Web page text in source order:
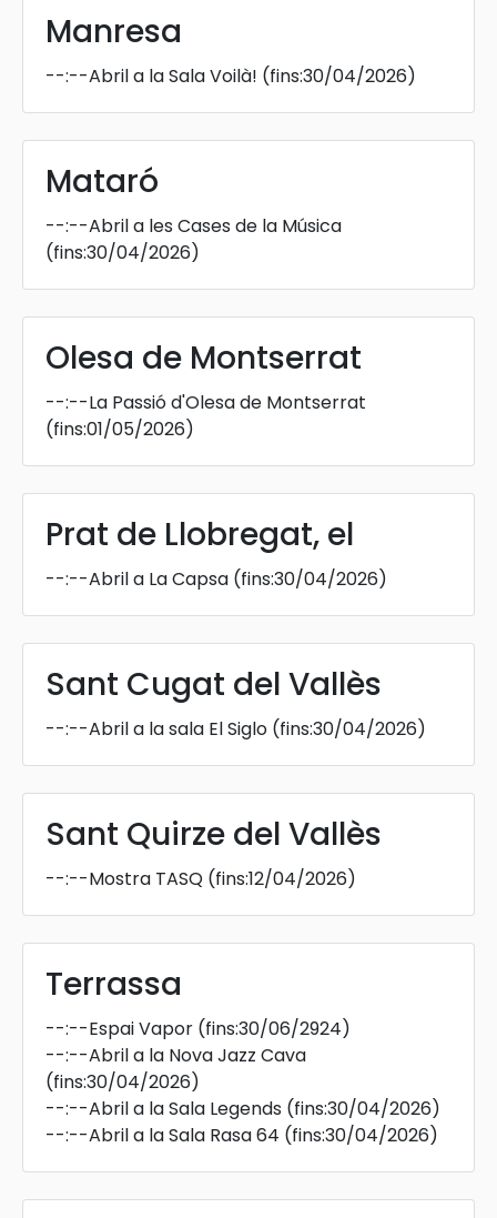
Manresa
--:--Abril a la Sala Voilà! (fins:30/04/2026)
Mataró
--:--Abril a les Cases de la Música
(fins:30/04/2026)
Olesa de Montserrat
--:--La Passió d'Olesa de Montserrat
(fins:01/05/2026)
Prat de Llobregat, el
--:--Abril a La Capsa (fins:30/04/2026)
Sant Cugat del Vallès
--:--Abril a la sala El Siglo (fins:30/04/2026)
Sant Quirze del Vallès
--:--Mostra TASQ (fins:12/04/2026)
Terrassa
--:--Espai Vapor (fins:30/06/2924)
--:--Abril a la Nova Jazz Cava
(fins:30/04/2026)
--:--Abril a la Sala Legends (fins:30/04/2026)
--:--Abril a la Sala Rasa 64 (fins:30/04/2026)